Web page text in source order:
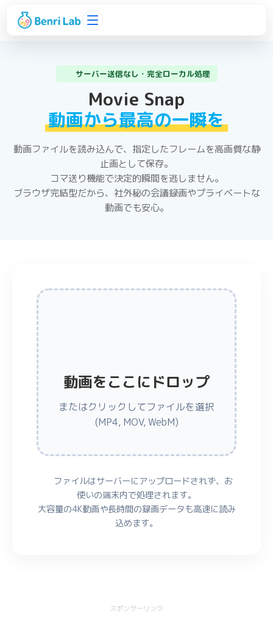
サーバー送信なし・完全ローカル処理
Movie Snap
動画から最高の一瞬を
動画ファイルを読み込んで、指定したフレームを高画質な静
止画として保存。
コマ送り機能で決定的瞬間を逃しません。
ブラウザ完結型だから、社外秘の会議録画やプライベートな
動画でも安心。
動画をここにドロップ
またはクリックしてファイルを選択
(MP4, MOV, WebM)
ファイルはサーバーにアップロードされず、お
使いの端末内で処理されます。
大容量の4K動画や長時間の録画データも高速に読み
込めます。
スポンサーリンク